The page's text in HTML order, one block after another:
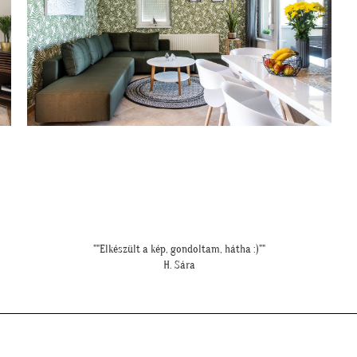
"Meseszép lett a tapéta! Köszönöm a sok segítséget"
T. Mariann